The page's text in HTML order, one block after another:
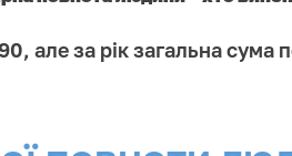
але за рік загальна